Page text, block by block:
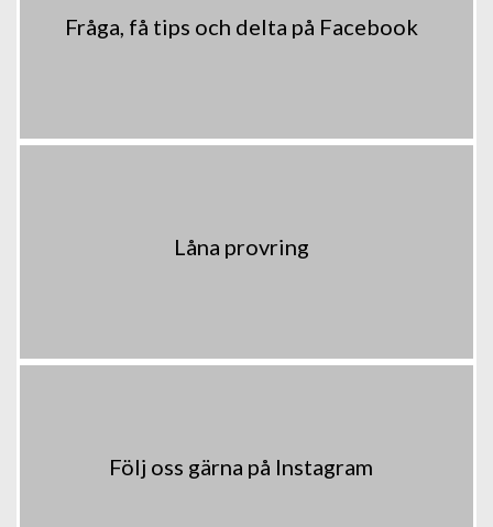
Fråga, få tips och delta på Facebook
Låna provring
Följ oss gärna på Instagram